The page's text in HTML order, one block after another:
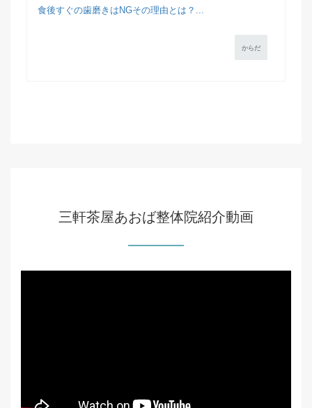
食後すぐの歯磨きはNGその理由とは？...
からだ
三軒茶屋あおば整体院紹介動画